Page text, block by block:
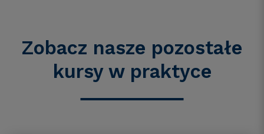
Zobacz nasze pozostałe
kursyw praktyce